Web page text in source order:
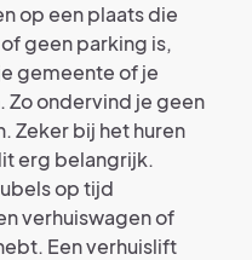
op een plaats die
geen parking is,
gemeente of je
Zo ondervind je geen
Zeker bij het huren
erg belangrijk.
op tijd
verhuiswagen of
Een verhuislift